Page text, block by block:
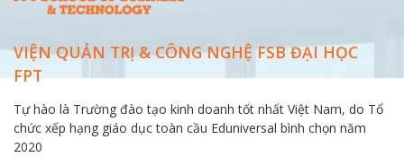
VIỆN QUẢN TRỊ & CÔNG NGHỆ FSB ĐẠI HỌC
FPT
Tự hào là Trường đào tạo kinh doanh tốt nhất Việt Nam, do Tổ
chức xếp hạng giáo dục toàn cầu Eduniversal bình chọn năm
2020